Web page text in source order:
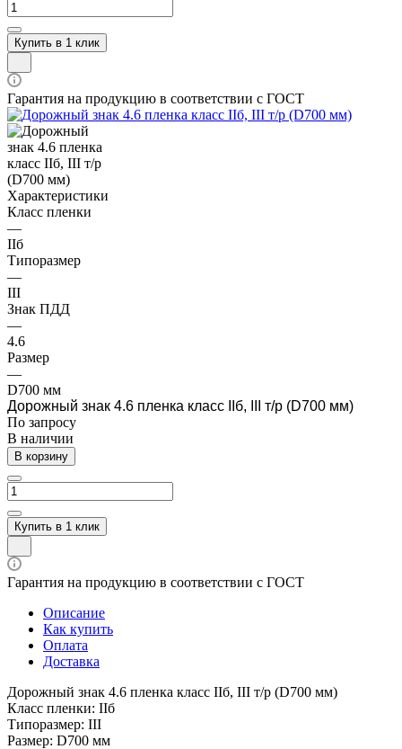
Купить в 1 клик
Гарантия на продукцию в соответствии с ГОСТ
Характеристики
Класс пленки
—
IIб
Типоразмер
—
III
Знак ПДД
—
4.6
Размер
—
D700 мм
Дорожный знак 4.6 пленка класс IIб, III т/р (D700 мм)
По запросу
В наличии
В корзину
Купить в 1 клик
Гарантия на продукцию в соответствии с ГОСТ
Описание
Как купить
Оплата
Доставка
Дорожный знак 4.6 пленка класс IIб, III т/р (D700 мм)
Класс пленки: IIб
Типоразмер: III
Размер: D700 мм